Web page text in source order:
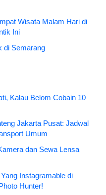
Wisata Malam Hari di
Ini
di Semarang
Kalau Belom Cobain 10
Jakarta Pusat: Jadwal
Umum
dan Sewa Lensa
Instagramable di
Hunter!